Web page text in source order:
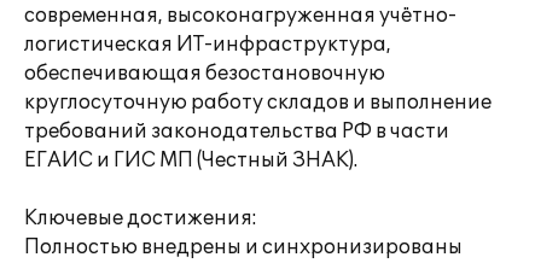
современная, высоконагруженная учётно-
логистическая ИТ-инфраструктура,
обеспечивающая безостановочную
круглосуточную работу складов и выполнение
требований законодательства РФ в части
ЕГАИС и ГИС МП (Честный ЗНАК).
Ключевые достижения:
Полностью внедрены и синхронизированы